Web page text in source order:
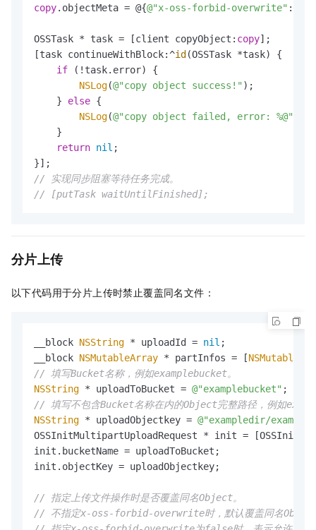
copy.objectMeta = @{@"x-oss-forbid-overwrite" :
OSSTask * task = [client copyObject: copy];
[task continueWithBlock:^id (OSSTask *task) {
if (!task.error) {
NSLog(@"copy object success!" );
    }
else {
NSLog(@"copy object failed, error: %@"
    }
return nil ;
// 实现同步阻塞等待任务完成。
// [putTask waitUntilFinished];
分片上传
以下代码用于分片上传时禁止覆盖同名文件：
__block NSString * uploadId = nil ;
__block NSMutableArray * partInfos = [
// 填写Bucket名称，例如examplebucket。
NSString * uploadToBucket = @"examplebucket"
// 填写不包含Bucket名称在内的Object完整路径，例如
NSString * uploadObjectkey = @"exampledir/
OSSInitMultipartUploadRequest * init =
init.bucketName = uploadToBucket;
init.objectKey = uploadObjectkey;
// 指定上传文件操作时是否覆盖同名Object。
// 不指定x-oss-forbid-overwrite时，默认覆盖同名